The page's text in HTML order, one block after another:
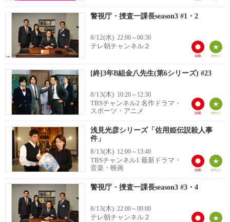
警視庁・捜査一課長season3 #1・2
8/12(水) 22:00～00:30
テレ朝チャンネル２
[終]3年B組金八先生(第6シリーズ) #23
8/13(木) 10:20～12:30
TBSチャンネル2 名作ドラマ・
スポーツ・アニメ
浅見光彦シリーズ「佐用姫伝説殺人事
件」
8/13(木) 12:00～13:40
TBSチャンネル1 最新ドラマ・
音楽・映画
警視庁・捜査一課長season3 #3・4
8/13(木) 22:00～00:00
テレ朝チャンネル２